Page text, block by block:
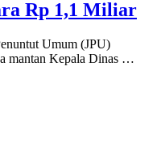
Rp 1,1 Miliar
Umum (JPU)
mantan Kepala Dinas …